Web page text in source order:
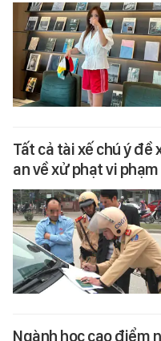
Tất cả tài xế chú ý đề
an về xử phạt vi
Ngành học cao điểm